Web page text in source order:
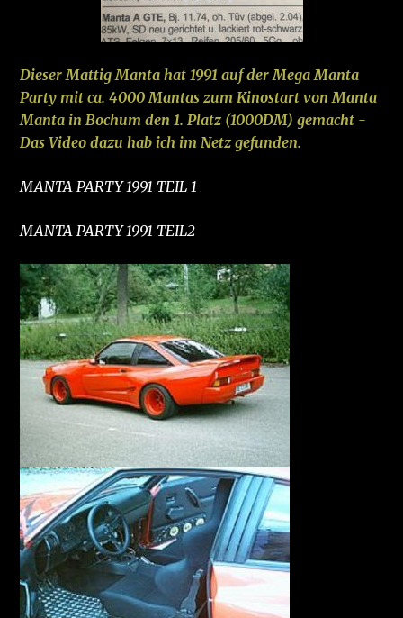
Dieser Mattig Manta hat 1991 auf der Mega Manta
Party mit ca. 4000 Mantas zum Kinostart von Manta
Manta in Bochum den 1. Platz (1000DM) gemacht -
Das Video dazu hab ich im Netz gefunden.
MANTA PARTY 1991 TEIL 1
MANTA PARTY 1991 TEIL2